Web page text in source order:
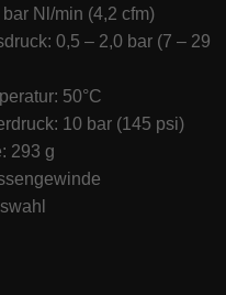
bar Nl/min (4,2 cfm)
0,5 – 2,0 bar (7 – 29
50°C
10 bar (145 psi)
293 g